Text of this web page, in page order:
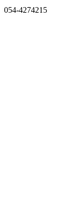
054-4274215